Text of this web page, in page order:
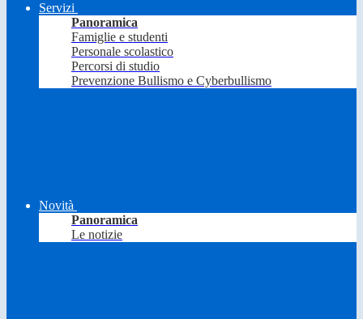
Servizi
Panoramica
Famiglie e studenti
Personale scolastico
Percorsi di studio
Prevenzione Bullismo e Cyberbullismo
Novità
Panoramica
Le notizie